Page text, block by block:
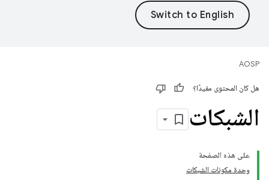
AOSP
هل كان المحتوى مفيدًا؟
الشبكات
على هذه الصفحة
وحدة مكونات الشبكات